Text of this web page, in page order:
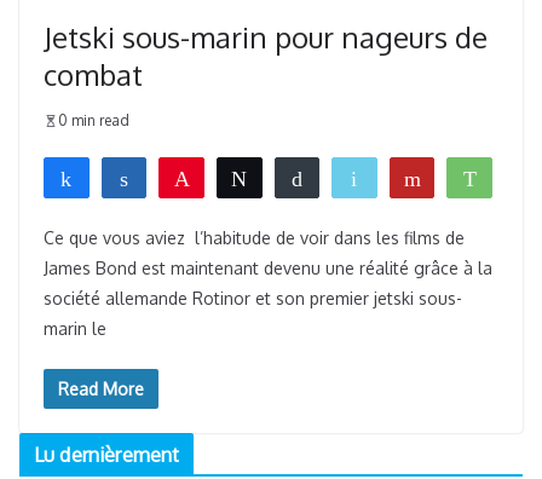
Jetski sous-marin pour nageurs de
combat
0 min read
Partagez Partagez Épingle Tweetez Buffer Email Flip
Ce que vous aviez l’habitude de voir dans les films de
James Bond est maintenant devenu une réalité grâce à la
société allemande Rotinor et son premier jetski sous-
marin le
Read More
Lu dernièrement